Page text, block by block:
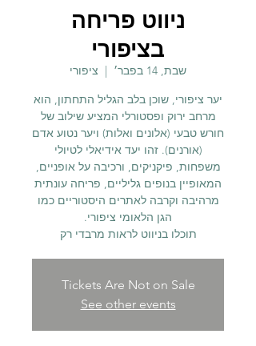
ניווט פריחה
בציפורי
שבת, 14 בפבר׳
  |
ציפורי
יער ציפורי, שוכן בלב הגליל התחתון, הוא
מרחב ירוק ופסטורלי המציע שילוב של
חורש טבעי (אלונים ואלות) ויער נטוע אדם
(אורנים). זהו יעד אידיאלי לטיולי
משפחות, פיקניקים, ורכיבה על אופניים,
המאופיין בנופים גליליים, פריחה עונתית
מרהיבה וקרבה לאתרים היסטוריים כמו
תוכלו בניווט לראות מרבדי רק
Tickets Are Not on Sale
See other events